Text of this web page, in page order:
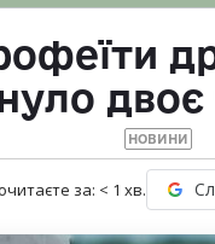
двоє
НОВИНИ
за: < 1 хв.